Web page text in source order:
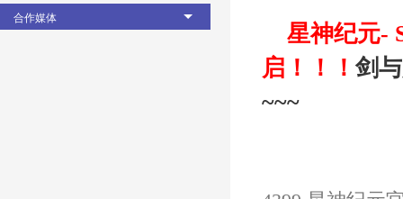
合作媒体
星神纪元-
启 ！！！ 剑
~~~